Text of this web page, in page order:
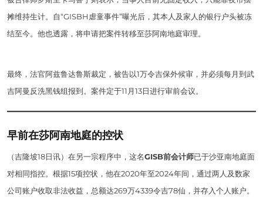
摊维持生计。自“GISBH虐童事件”曝光后，其本人及家人的银行户头被冻
结至今。他也透露，将申请把案件转移至莎阿南地庭审理。
最终，法官阿兹鲁达鲁斯裁定，被告以1万令吉保外候审，并必须每月到武
吉阿曼反洗黑钱组报到。案件定于11月13日进行审前会议。
早前在莎阿南地庭的控状
（吉隆坡18日讯）在另一宗程序中，这名GISB前会计师已于沙亚南地庭面
对相同指控。根据15项控状，他在2020年至2024年间，通过两人及数家
公司账户收取非法收益，总额达269万4339令吉78仙，并存入个人账户。